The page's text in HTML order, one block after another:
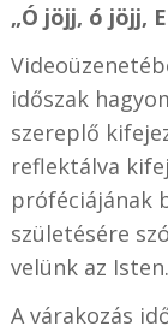
„Ó jöjj, ó jöjj,
időszak
szereplő
reflektálva
próféciájának
születésére
velünk az Isten.
A várakozás